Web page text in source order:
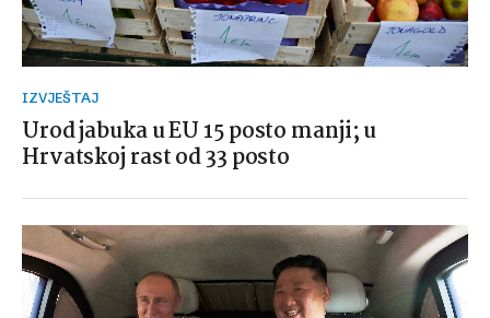
IZVJEŠTAJ
Urod jabuka u EU 15 posto manji; u
Hrvatskoj rast od 33 posto